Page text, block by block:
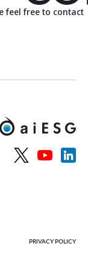
feel free to contact
PRIVACY POLICY